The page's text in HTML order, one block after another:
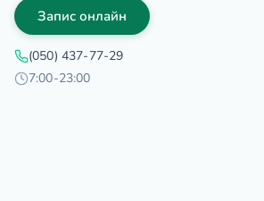
Запис онлайн
(050) 437-77-29
7:00-23:00